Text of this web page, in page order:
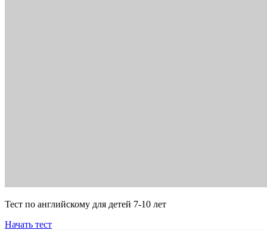
Тест по английскому для детей 7-10 лет
Начать тест